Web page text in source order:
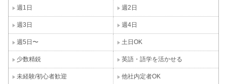
週1日 週2日
週3日 週4日
週5日〜 土日OK
少数精鋭 英語・語学を活かせる
未経験/初心者歓迎 他社内定者OK